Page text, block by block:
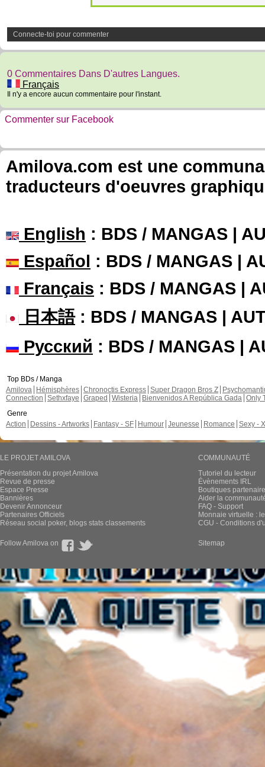
Connecte-toi pour commenter
0 Commentaires Dans D'autres Langues.
Français
Il n'y a encore aucun commentaire pour l'instant.
Commenter sur Facebook
Amilova.com est une
traducteurs d'oeuvres
English : BDS / MANGAS |
Español : BDS / MANGAS |
Français : BDS / MANGAS |
日本語: BDS / MANGAS |
Русский : BDS / MANGAS |
Top BDs / Manga
Amilova
Hémisphères Chronoctis Express Super Dragon Bros Z
Connection Sethxfaye Graped Wisteria Bienvenidos A República Gada Only
Genre
Action
Dessins - Artworks Fantasy - SF Humour Jeunesse Romance Sexy -
LE PROJET AMILOVA
Présentation du projet Amilova
Revue de presse
Espace Presse
Bannières
Devenir Annonceur
Partenaires Officiels
Réseau social poker, blogs stats classements
COMMUNAUTÉ
Tutoriel du lecteur
Évènements IRL
Boutiques
Aider la
FAQ - Support
Monnaie virtuelle :
CGU - Conditions
Follow Amilova on Sitemap